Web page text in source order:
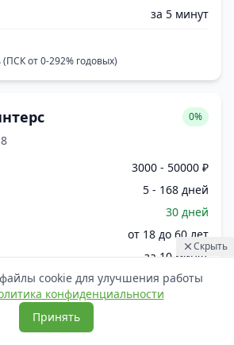
cookie для улучшения работы
конфиденциальности
Принять
за 5 минут
от 0-292% годовых)
0%
3000 - 50000 ₽
5 - 168 дней
30 дней
от 18 до 60 лет
за 10 минут
(ПСК от 0-292% годовых)
Скрыть
Выдан
мне дадут займ сегодня